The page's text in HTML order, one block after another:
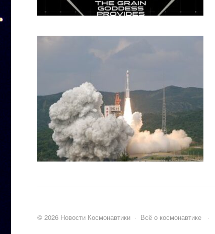
© 2026 Новости Космонавтики · Всё о космонавтике ·